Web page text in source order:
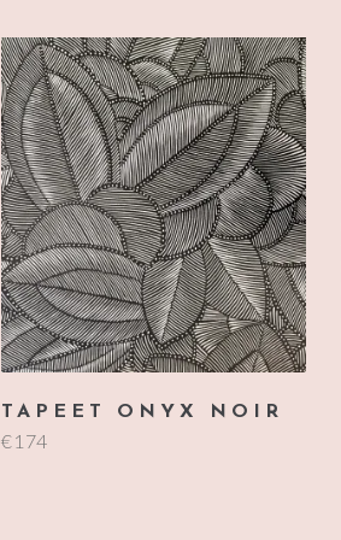
TAPEET ONYX NOIR
€174